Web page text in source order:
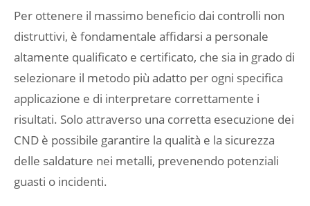
Per ottenere il massimo beneficio dai controlli non
distruttivi, è fondamentale affidarsi a personale
altamente qualificato e certificato, che sia in grado di
selezionare il metodo più adatto per ogni specifica
applicazione e di interpretare correttamente i
risultati. Solo attraverso una corretta esecuzione dei
CND è possibile garantire la qualità e la sicurezza
delle saldature nei metalli, prevenendo potenziali
guasti o incidenti.